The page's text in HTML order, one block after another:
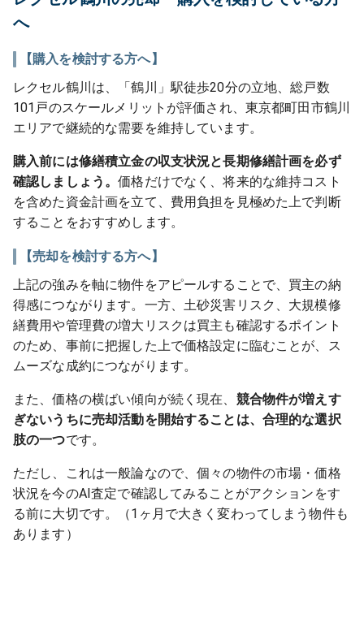
へ
【購入を検討する方へ】
レクセル鶴川は、「鶴川」駅徒歩20分の立地、総戸数
101戸のスケールメリットが評価され、東京都町田市鶴川
エリアで継続的な需要を維持しています。
購入前には修繕積立金の収支状況と長期修繕計画を必ず
確認しましょう。価格だけでなく、将来的な維持コスト
を含めた資金計画を立て、費用負担を見極めた上で判断
することをおすすめします。
【売却を検討する方へ】
上記の強みを軸に物件をアピールすることで、買主の納
得感につながります。一方、土砂災害リスク、大規模修
繕費用や管理費の増大リスクは買主も確認するポイント
のため、事前に把握した上で価格設定に臨むことが、ス
ムーズな成約につながります。
また、価格の横ばい傾向が続く現在、 競合物件が増えす
ぎないうちに売却活動を開始することは、合理的な選択
肢の一つです。
ただし、これは一般論なので、個々の物件の市場・価格
状況を今のAI査定で確認してみることがアクションをす
る前に大切です。（1ヶ月で大きく変わってしまう物件も
あります）